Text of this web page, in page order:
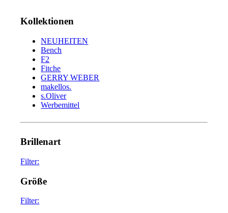
Kollektionen
NEUHEITEN
Bench
F2
Fitche
GERRY WEBER
makellos.
s.Oliver
Werbemittel
Brillenart
Filter:
sunglasses
Größe
Filter: